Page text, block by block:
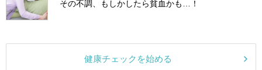
その不調、もしかしたら貧血かも…！
健康チェックを始める